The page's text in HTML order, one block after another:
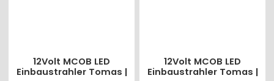
12Volt MCOB LED
Einbaustrahler Tomas |
12Volt MCOB LED
Einbaustrahler Tomas |